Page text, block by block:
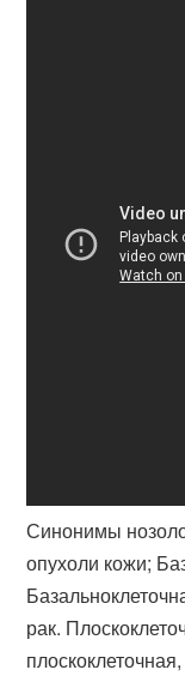
Синонимы
опухоли кожи;
рак.